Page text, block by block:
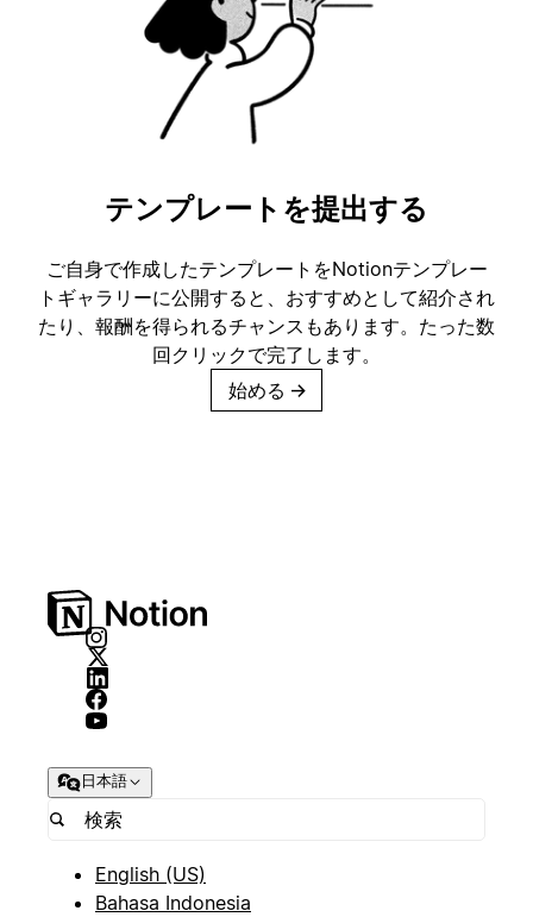
テンプレートを提出する
ご自身で作成したテンプレートをNotionテンプレー
トギャラリーに公開すると、おすすめとして紹介され
たり、報酬を得られるチャンスもあります。たった数
回クリックで完了します。
始める →
日本語
English (US)
Bahasa Indonesia